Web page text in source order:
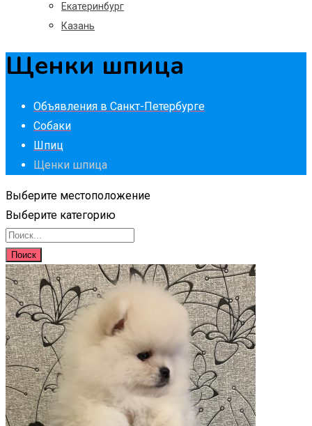
Екатеринбург
Казань
Щенки шпица
Объявления в Санкт-Петербурге
Собаки
Шпиц
Щенки шпица
Выберите местоположение
Выберите категорию
Поиск